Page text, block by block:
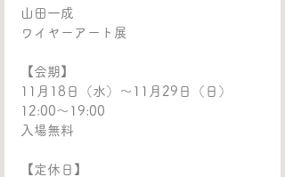
山田一成
ワイヤーアート展
【会期】
11月18日（水）～11月29日（日）
12:00～19:00
入場無料
【定休日】